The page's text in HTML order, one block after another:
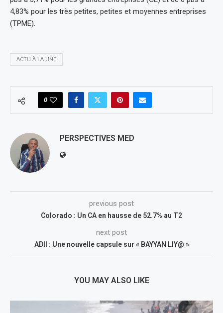
4,83% pour les très petites, petites et moyennes entreprises
(TPME).
ACTU À LA UNE
0
PERSPECTIVES MED
previous post
Colorado : Un CA en hausse de 52.7% au T2
next post
ADII : Une nouvelle capsule sur « BAYYAN LIY@ »
YOU MAY ALSO LIKE